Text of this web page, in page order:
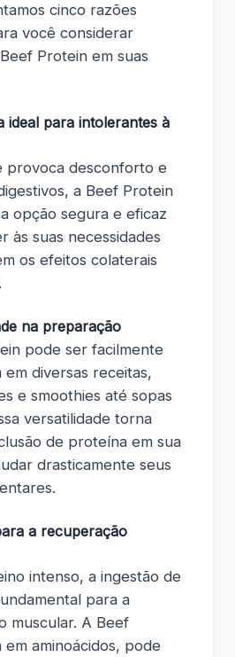
cinco razões
você considerar
Protein em suas
ideal para intolerantes à
provoca desconforto e
a Beef Protein
opção segura e eficaz
às suas necessidades
os efeitos colaterais
na preparação
pode ser facilmente
diversas receitas,
e smoothies até sopas
versatilidade torna
de proteína em sua
drasticamente seus
a recuperação
intenso, a ingestão de
para a
muscular. A Beef
em aminoácidos, pode